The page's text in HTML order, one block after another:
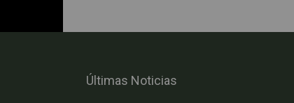
Últimas Noticias